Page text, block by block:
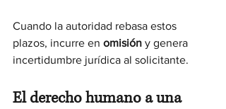
Cuando la autoridad rebasa estos
plazos, incurre en omisión y genera
incertidumbre jurídica al solicitante.
El derecho humano a una